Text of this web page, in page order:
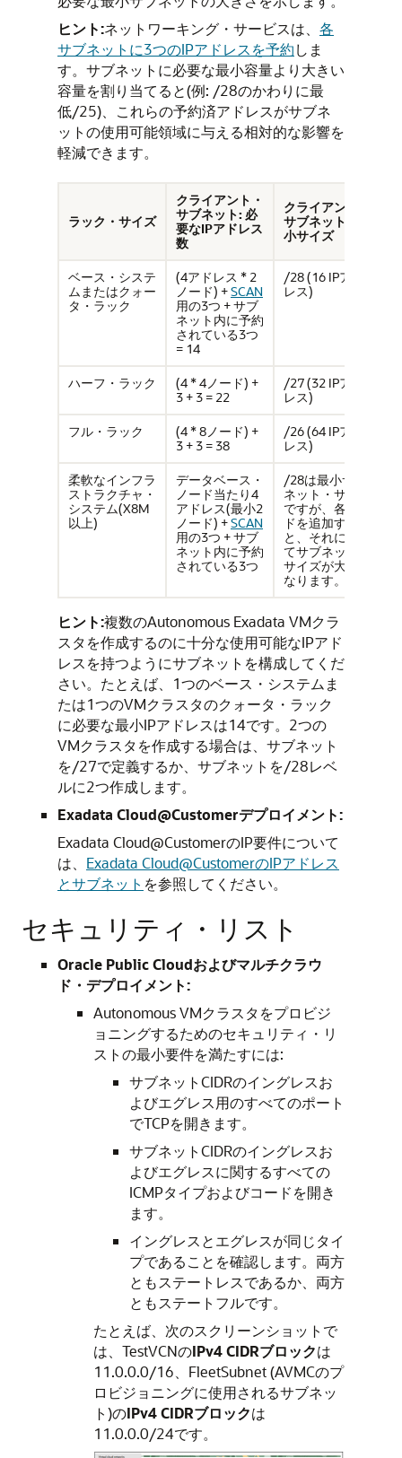
ヒント:ネットワーキング・サービスは、 各
サブネットに3つのIPアドレスを予約しま
す。サブネットに必要な最小容量より大きい
容量を割り当てると(例: /28のかわりに最
低/25)、これらの予約済アドレスがサブネ
ットの使用可能領域に与える相対的な影響を
軽減できます。
ラック・サイズ
クライアント・
サブネット: 必
要なIPアドレス
数
クライアント・
サブネット: 最
小サイズ
ベース・システ
ムまたはクォー
タ・ラック
(4アドレス * 2
ノード) +SCAN
用の3つ + サブ
ネット内に予約
されている3つ
= 14
/28 (16 IPアド
レス)
ハーフ・ラック
(4 * 4ノード) +
3 + 3 = 22
/27 (32 IPアド
レス)
フル・ラック
(4 * 8ノード) +
3 + 3 = 38
/26 (64 IPアド
レス)
柔軟なインフラ
ストラクチャ・
システム(X8M
以上)
データベース・
ノード当たり4
アドレス(最小2
ノード) +SCAN
用の3つ + サブ
ネット内に予約
されている3つ
/28は最小サブ
ネット・サイズ
ですが、各ノー
ドを追加する
と、それに応じ
てサブネット・
サイズが大きく
なります。
ヒント:複数のAutonomous Exadata VMクラ
スタを作成するのに十分な使用可能なIPアド
レスを持つようにサブネットを構成してくだ
さい。たとえば、1つのベース・システムま
たは1つのVMクラスタのクォータ・ラック
に必要な最小IPアドレスは14です。2つの
VMクラスタを作成する場合は、サブネット
を/27で定義するか、サブネットを/28レベ
ルに2つ作成します。
Exadata Cloud@Customerデプロイメント:
Exadata Cloud@CustomerのIP要件について
は、 Exadata Cloud@CustomerのIPアドレス
とサブネット を参照してください。
セキュリティ・リスト
Oracle Public Cloudおよびマルチクラウ
ド・デプロイメント:
Autonomous VMクラスタをプロビジ
ョニングするためのセキュリティ・リ
ストの最小要件を満たすには:
サブネットCIDRのイングレスお
よびエグレス用のすべてのポート
でTCPを開きます。
サブネットCIDRのイングレスお
よびエグレスに関するすべての
ICMPタイプおよびコードを開き
ます。
イングレスとエグレスが同じタイ
プであることを確認します。両方
ともステートレスであるか、両方
ともステートフルです。
たとえば、次のスクリーンショットで
は、TestVCNのIPv4 CIDRブロックは
11.0.0.0/16、FleetSubnet (AVMCのプ
ロビジョニングに使用されるサブネッ
ト)のIPv4 CIDRブロックは
11.0.0.0/24です。